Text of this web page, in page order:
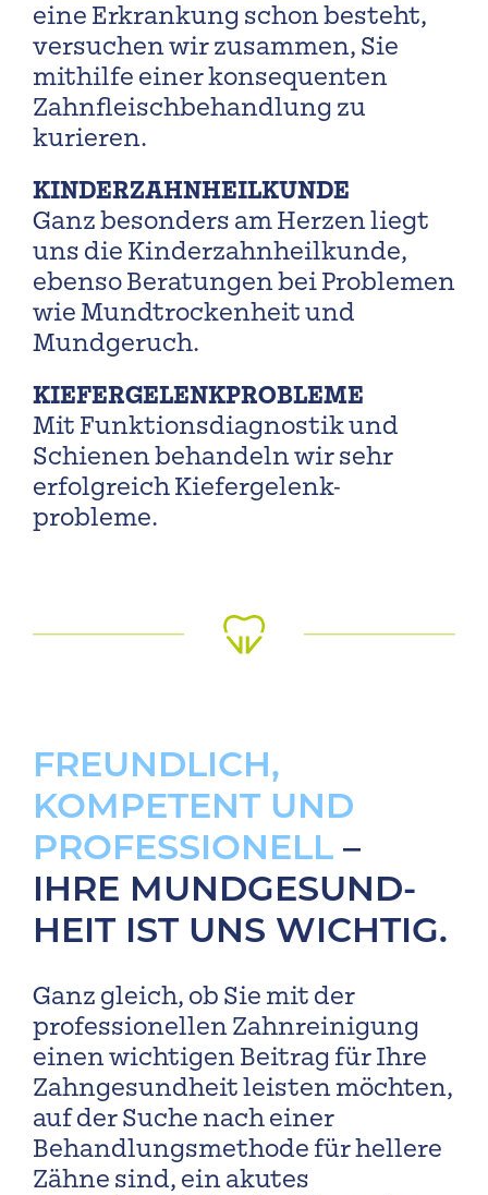
eine Erkrankung schon besteht,
versuchen wir zusammen, Sie
mithilfe einer konsequenten
Zahnfleischbehandlung zu
kurieren.
KINDERZAHNHEILKUNDE
Ganz besonders am Herzen liegt
uns die Kinderzahnheilkunde,
ebenso Beratungen bei Problemen
wie Mundtrockenheit und
Mundgeruch.
KIEFERGELENKPROBLEME
Mit Funktions­diagnostik und
Schienen behandeln wir sehr
erfolgreich Kiefer­gelenk­
probleme.
FREUNDLICH,
KOMPETENT UND
PROFESSIONELL–
IHRE MUND­GESUND­
HEIT IST UNS WICHTIG.
Ganz gleich, ob Sie mit der
professionellen Zahnreinigung
einen wichtigen Beitrag für Ihre
Zahngesundheit leisten möchten,
auf der Suche nach einer
Behandlungsmethode für hellere
Zähne sind, ein akutes